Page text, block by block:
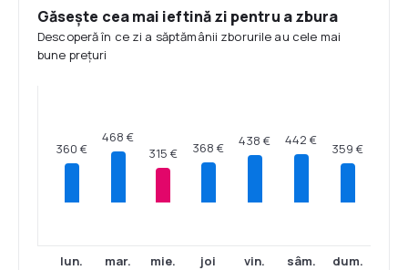
Găsește cea mai ieftină zi pentru a zbura
Descoperă în ce zi a săptămânii zborurile au cele mai
bune prețuri
360 €
lun.
468 €
mar.
315 €
mie.
368 €
joi
438 €
vin.
442 €
sâm.
359 €
dum.